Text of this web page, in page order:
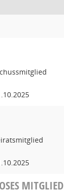
MITGLIED